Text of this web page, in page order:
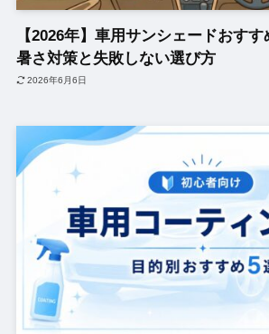
【2026年】車用サンシェードおす
暑さ対策と失敗しない選び方
2026年6月6日